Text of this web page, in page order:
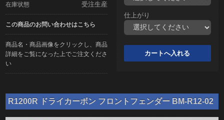
在庫状態 受注生産
この商品のお問い合わせはこちら
商品名・商品画像をクリックし、商品
詳細をご覧になった上でご注文くださ
い
仕上がり
R1200R ドライカーボン フロントフェンダー BM-R12-02